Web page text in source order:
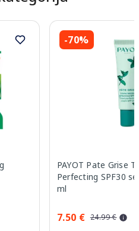
-70%
PAYOT Pate Grise
Perfecting SPF30
ml
7.50 € 24.99 €